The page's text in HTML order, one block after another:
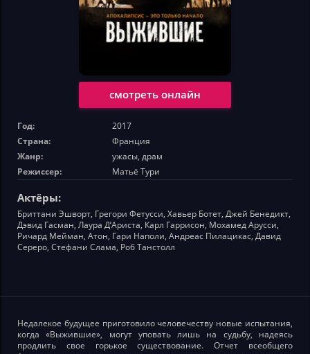
смотреть онлайн
Год:
2017
Страна:
Франция
Жанр:
ужасы, драм
Режиссер:
Матьё Тури
Актёры:
Бриттани Эшворт, Грегори Фетусси, Хавьер Ботет, Джей Бенедикт,
Дэвид Гасман, Лаура Д’Ариста, Карл Гаррисон, Мохамед Арусси,
Ричард Мейман, Атон, Гари Наполи, Андреас Пилацикас, Давид
Сереро, Стефани Слама, Роб Танстолл
Недалекое будущее приготовило человечеству новые испытания,
когда «Выжившие», могут уповать лишь на судьбу, надеясь
продлить свое горькое существование. Отчет всеобщего